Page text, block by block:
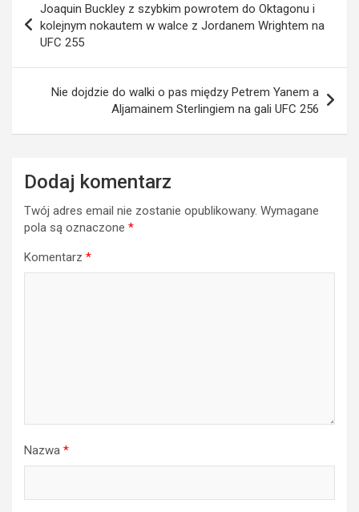
wpisu
Joaquin Buckley z szybkim powrotem do Oktagonu i
kolejnym nokautem w walce z Jordanem Wrightem na
UFC 255
Nie dojdzie do walki o pas między Petrem Yanem a
Aljamainem Sterlingiem na gali UFC 256
Dodaj komentarz
Twój adres email nie zostanie opublikowany. Wymagane
pola są oznaczone *
Komentarz *
Nazwa *